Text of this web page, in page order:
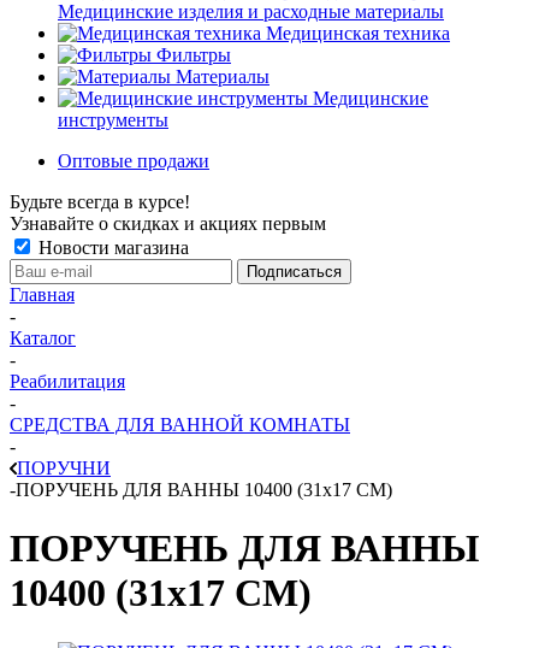
Медицинские изделия и расходные материалы
Медицинская техника
Фильтры
Материалы
Медицинские
инструменты
Оптовые продажи
Будьте всегда в курсе!
Узнавайте о скидках и акциях первым
Новости магазина
Главная
-
Каталог
-
Реабилитация
-
СРЕДСТВА ДЛЯ ВАННОЙ КОМНАТЫ
-
ПОРУЧНИ
-ПОРУЧЕНЬ ДЛЯ ВАННЫ 10400 (31х17 СМ)
ПОРУЧЕНЬ ДЛЯ ВАННЫ
10400 (31х17 СМ)